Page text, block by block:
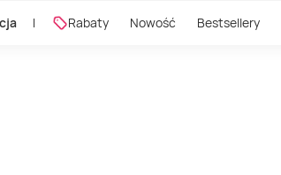
Rabaty Nowość Bestsellery